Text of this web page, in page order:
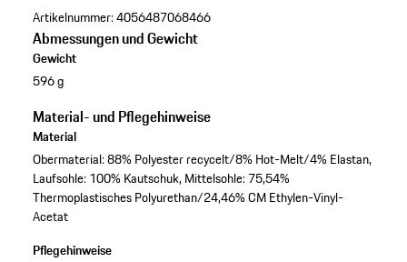
Artikelnummer:4056487068466
Abmessungen und Gewicht
Gewicht
596 g
Material- und Pflegehinweise
Material
Obermaterial: 88% Polyester recycelt/8% Hot-Melt/4% Elastan,
Laufsohle: 100% Kautschuk, Mittelsohle: 75,54%
Thermoplastisches Polyurethan/24,46% CM Ethylen-Vinyl-
Acetat
Pflegehinweise